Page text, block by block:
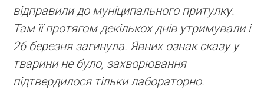
відправили до муніципального притулку.
Там її протягом декількох днів утримували і
26 березня загинула. Явних ознак сказу у
тварини не було, захворювання
підтвердилося тільки лабораторно.